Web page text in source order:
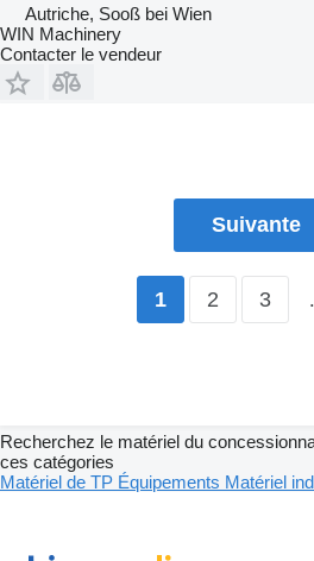
Autriche, Sooß bei Wien
WIN Machinery
Contacter le vendeur
Suivante
1 2 3
Recherchez le matériel du
ces catégories
Matériel de TP Équipements Matériel